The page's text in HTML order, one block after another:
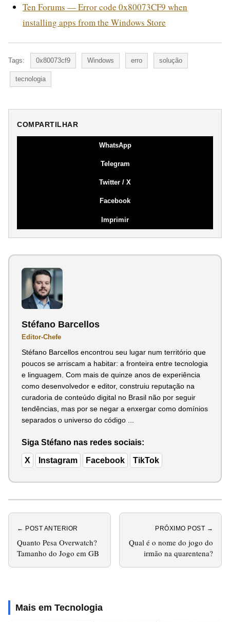
Ten Forums — Error code 0x80073CF9 when
installing apps from the Windows Store
Tags: 0x80073cf9 Windows erro solução
tecnologia
COMPARTILHAR
WhatsApp
Telegram
Twitter / X
Facebook
Imprimir
Stéfano Barcellos
Editor-Chefe
Stéfano Barcellos encontrou seu lugar num território que
poucos se arriscam a habitar: a fronteira entre tecnologia
e linguagem. Com mais de quinze anos de experiência
como desenvolvedor e editor, construiu reputação na
curadoria de conteúdo digital no Brasil não por seguir
tendências, mas por se negar a enxergar como domínios
separados o universo do código ...
Siga Stéfano nas redes sociais:
X Instagram Facebook TikTok
← POST ANTERIOR
Quanto Pesa Overwatch?
Tamanho do Jogo em GB
PRÓXIMO POST →
Qual é o nome do jogo do
irmão na quarentena?
Mais em Tecnologia